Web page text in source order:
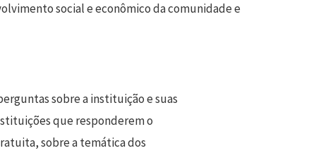
social e econômico da comunidade e
sobre a instituição e suas
que responderem o
sobre a temática dos